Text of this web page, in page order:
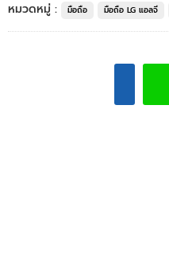
หมวดหมู่ :
มือถือ มือถือ LG แอลจี